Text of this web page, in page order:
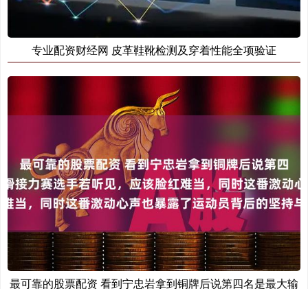
专业配资财经网 皮革鞋靴检测及穿着性能全项验证
最可靠的股票配资 看到宁忠岩拿到铜牌后说第四名是最大输